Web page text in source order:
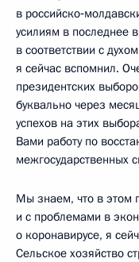
в
усилиям в последнее
в соответствии с
я сейчас вспомнил.
президентских
буквально через
успехов на этих
Вами работу по
межгосударственных
Мы знаем, что в этом
и с проблемами в
о коронавирусе, я
Сельское хозяйство